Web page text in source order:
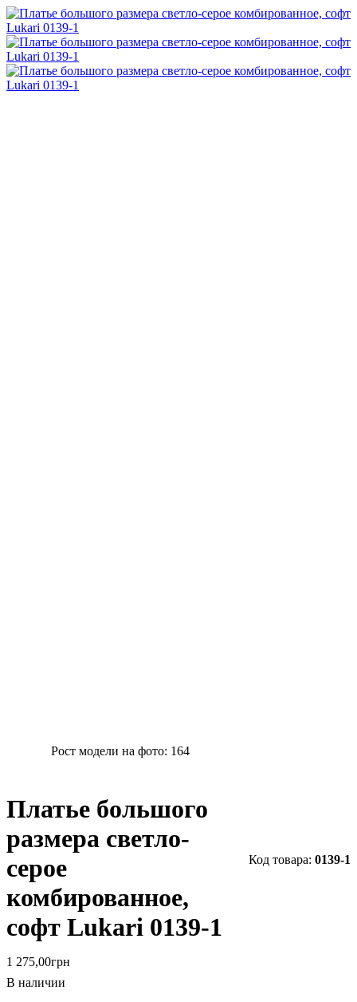
Рост модели на фото: 164
Платье большого
размера светло-
серое
комбированное,
софт Lukari 0139-1
0139-1
1 275,00грн
В наличии